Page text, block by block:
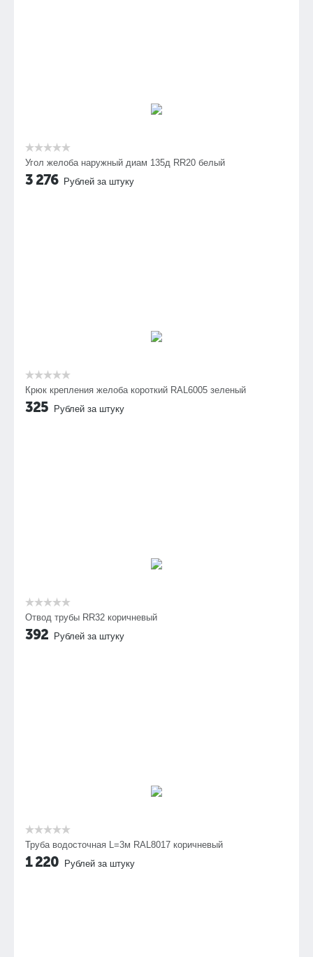
Угол желоба наружный диам 135д RR20 белый
3 276 Рублей за штуку
Крюк крепления желоба короткий RAL6005 зеленый
325 Рублей за штуку
Отвод трубы RR32 коричневый
392 Рублей за штуку
Труба водосточная L=3м RAL8017 коричневый
1 220 Рублей за штуку